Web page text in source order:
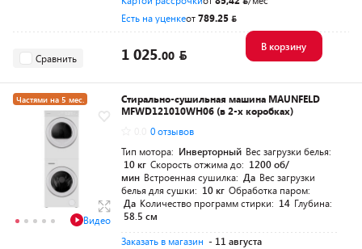
Есть на уценкеот789.25
Сравнить 1 025.00
В корзину
Частями на 5 мес.
Видео
Стирально-сушильная машина MAUNFELD
MFWD121010WH06 (в 2-х коробках)
0 отзывов
Тип мотора: Инверторный Вес загрузки белья:
10 кг Скорость отжима до: 1200 об/
мин Встроенная сушилка: Да Вес загрузки
белья для сушки: 10 кг Обработка паром:
Да Количество программ стирки: 14 Глубина:
58.5 см
Заказать в магазин - 11 августа